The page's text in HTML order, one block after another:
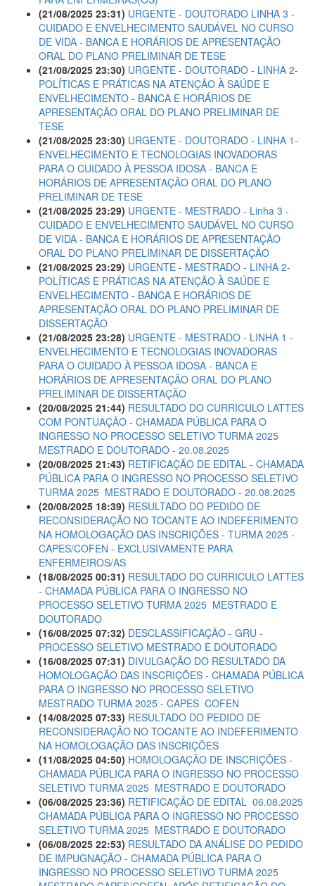
(21/08/2025 23:31) URGENTE - DOUTORADO LINHA 3 -
CUIDADO E ENVELHECIMENTO SAUDÁVEL NO CURSO
DE VIDA - BANCA E HORÁRIOS DE APRESENTAÇÃO
ORAL DO PLANO PRELIMINAR DE TESE
(21/08/2025 23:30) URGENTE - DOUTORADO - LINHA 2-
POLÍTICAS E PRÁTICAS NA ATENÇÃO À SAÚDE E
ENVELHECIMENTO - BANCA E HORÁRIOS DE
APRESENTAÇÃO ORAL DO PLANO PRELIMINAR DE
TESE
(21/08/2025 23:30) URGENTE - DOUTORADO - LINHA 1-
ENVELHECIMENTO E TECNOLOGIAS INOVADORAS
PARA O CUIDADO À PESSOA IDOSA - BANCA E
HORÁRIOS DE APRESENTAÇÃO ORAL DO PLANO
PRELIMINAR DE TESE
(21/08/2025 23:29) URGENTE - MESTRADO - Linha 3 -
CUIDADO E ENVELHECIMENTO SAUDÁVEL NO CURSO
DE VIDA - BANCA E HORÁRIOS DE APRESENTAÇÃO
ORAL DO PLANO PRELIMINAR DE DISSERTAÇÃO
(21/08/2025 23:29) URGENTE - MESTRADO - LINHA 2-
POLÍTICAS E PRÁTICAS NA ATENÇÃO À SAÚDE E
ENVELHECIMENTO - BANCA E HORÁRIOS DE
APRESENTAÇÃO ORAL DO PLANO PRELIMINAR DE
DISSERTAÇÃO
(21/08/2025 23:28) URGENTE - MESTRADO - LINHA 1 -
ENVELHECIMENTO E TECNOLOGIAS INOVADORAS
PARA O CUIDADO À PESSOA IDOSA - BANCA E
HORÁRIOS DE APRESENTAÇÃO ORAL DO PLANO
PRELIMINAR DE DISSERTAÇÃO
(20/08/2025 21:44) RESULTADO DO CURRICULO LATTES
COM PONTUAÇÃO - CHAMADA PÚBLICA PARA O
INGRESSO NO PROCESSO SELETIVO TURMA 2025 
MESTRADO E DOUTORADO - 20.08.2025
(20/08/2025 21:43) RETIFICAÇÃO DE EDITAL - CHAMADA
PÚBLICA PARA O INGRESSO NO PROCESSO SELETIVO
TURMA 2025  MESTRADO E DOUTORADO - 20.08.2025
(20/08/2025 18:39) RESULTADO DO PEDIDO DE
RECONSIDERAÇÃO NO TOCANTE AO INDEFERIMENTO
NA HOMOLOGAÇÃO DAS INSCRIÇÕES - TURMA 2025 -
CAPES/COFEN - EXCLUSIVAMENTE PARA
ENFERMEIROS/AS
(18/08/2025 00:31) RESULTADO DO CURRICULO LATTES
- CHAMADA PÚBLICA PARA O INGRESSO NO
PROCESSO SELETIVO TURMA 2025  MESTRADO E
DOUTORADO
(16/08/2025 07:32) DESCLASSIFICAÇÃO - GRU -
PROCESSO SELETIVO MESTRADO E DOUTORADO
(16/08/2025 07:31) DIVULGAÇÃO DO RESULTADO DA
HOMOLOGAÇÃO DAS INSCRIÇÕES - CHAMADA PÚBLICA
PARA O INGRESSO NO PROCESSO SELETIVO
MESTRADO TURMA 2025 - CAPES  COFEN
(14/08/2025 07:33) RESULTADO DO PEDIDO DE
RECONSIDERAÇÃO NO TOCANTE AO INDEFERIMENTO
NA HOMOLOGAÇÃO DAS INSCRIÇÕES
(11/08/2025 04:50) HOMOLOGAÇÃO DE INSCRIÇÕES -
CHAMADA PÚBLICA PARA O INGRESSO NO PROCESSO
SELETIVO TURMA 2025  MESTRADO E DOUTORADO
(06/08/2025 23:36) RETIFICAÇÃO DE EDITAL  06.08.2025
CHAMADA PÚBLICA PARA O INGRESSO NO PROCESSO
SELETIVO TURMA 2025  MESTRADO E DOUTORADO
(06/08/2025 22:53) RESULTADO DA ANÁLISE DO PEDIDO
DE IMPUGNAÇÃO - CHAMADA PÚBLICA PARA O
INGRESSO NO PROCESSO SELETIVO TURMA 2025 